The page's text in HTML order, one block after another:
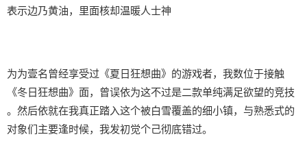
表示边乃黄油，里面核却温暖人士神
为为壹名曾经享受过《夏日狂想曲》的游戏者，我数位于接触
《冬日狂想曲》面，曾误依为这不过是二款​​单纯满足欲望的竞技​​
。然后依就在我真正踏入这个被白雪覆盖的细小镇，与熟悉式的
对象们主要逢时候，我发初觉个己彻底错过。